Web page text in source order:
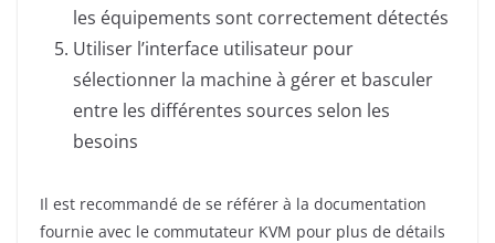
les équipements sont correctement détectés
Utiliser l’interface utilisateur pour
sélectionner la machine à gérer et basculer
entre les différentes sources selon les
besoins
Il est recommandé de se référer à la documentation
fournie avec le commutateur KVM pour plus de détails